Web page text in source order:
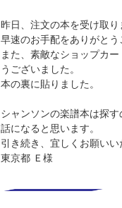
昨日、注文の本を受け取り
早速のお手配をありがとう
また、素敵なショップカ
うございました。
本の裏に貼りました。
シャンソンの楽譜本は探
話になると思います。
引き続き、宜しくお願いい
東京都 Ｅ様